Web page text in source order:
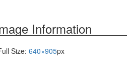
Information
Size: 640×905px